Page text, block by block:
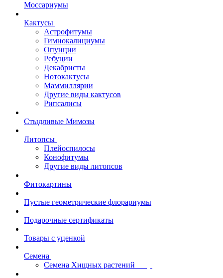
Моссариумы
Кактусы
Астрофитумы
Гимнокалициумы
Опунции
Ребуции
Декабристы
Нотокактусы
Маммиллярии
Другие виды кактусов
Рипсалисы
Стыдливые Мимозы
Литопсы
Плейоспилосы
Конофитумы
Другие виды литопсов
Фитокартины
Пустые геометрические флорариумы
Подарочные сертификаты
Товары с уценкой
Семена
Семена Хищных растений